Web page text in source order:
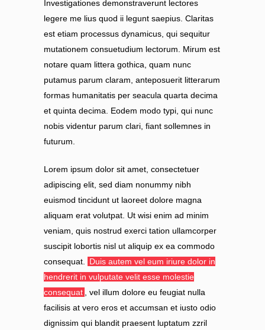
Investigationes demonstraverunt lectores
legere me lius quod ii legunt saepius. Claritas
est etiam processus dynamicus, qui sequitur
mutationem consuetudium lectorum. Mirum est
notare quam littera gothica, quam nunc
putamus parum claram, anteposuerit litterarum
formas humanitatis per seacula quarta decima
et quinta decima. Eodem modo typi, qui nunc
nobis videntur parum clari, fiant sollemnes in
futurum.
Lorem ipsum dolor sit amet, consectetuer
adipiscing elit, sed diam nonummy nibh
euismod tincidunt ut laoreet dolore magna
aliquam erat volutpat. Ut wisi enim ad minim
veniam, quis nostrud exerci tation ullamcorper
suscipit lobortis nisl ut aliquip ex ea commodo
consequat.
Duis autem vel eum iriure dolor in
hendrerit in vulputate velit esse molestie
consequat
, vel illum dolore eu feugiat nulla
facilisis at vero eros et accumsan et iusto odio
dignissim qui blandit praesent luptatum zzril